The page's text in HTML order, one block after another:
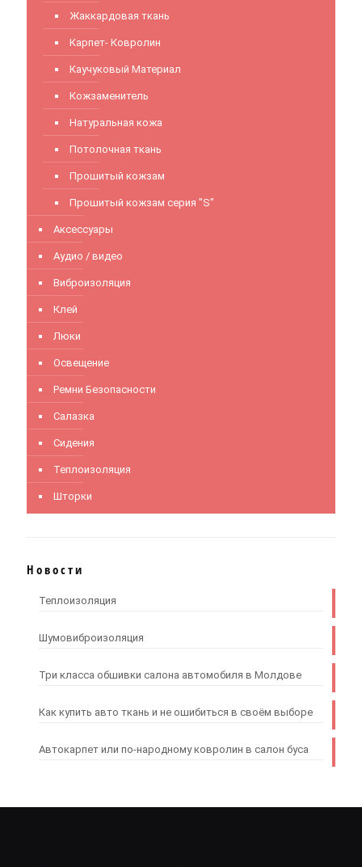
Жаккардовая ткань
Карпет- Ковролин
Каучуковый Материал
Кожзаменитель
Натуральная кожа
Потолочная ткань
Прошитый кожзам
Прошитый кожзам серия "S"
Аксессуары
Аудио / видео
Виброизоляция
Клей
Люки
Освещение
Ремни Безопасности
Салазка
Сидения
Теплоизоляция
Шторки
Новости
Теплоизоляция
Шумовиброизоляция
Три класса обшивки салона автомобиля в Молдове
Как купить авто ткань и не ошибиться в своём выборе
Автокарпет или по-народному ковролин в салон буса